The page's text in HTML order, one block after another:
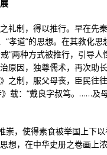
礼制，得以推行。早在先
“孝道”的思想。在其教化
戒”两种方式被推行，引导
原因，独尊儒术，再次助
之制，服父母丧，臣民往
》载：“戴良字叔笃。……及
崇，使得素食被举国上下
想，在中华史册之卷画上浓